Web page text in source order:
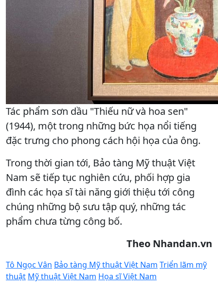
Tác phẩm sơn dầu "Thiếu nữ và hoa sen"
(1944), một trong những bức họa nổi tiếng
đặc trưng cho phong cách hội họa của ông.
Trong thời gian tới, Bảo tàng Mỹ thuật Việt
Nam sẽ tiếp tục nghiên cứu, phối hợp gia
đình các họa sĩ tài năng giới thiệu tới công
chúng những bộ sưu tập quý, những tác
phẩm chưa từng công bố.
Theo Nhandan.vn
Tô Ngọc Vân Bảo tàng Mỹ thuật Việt Nam Triển lãm mỹ
thuật Mỹ thuật Việt Nam Họa sĩ Việt Nam